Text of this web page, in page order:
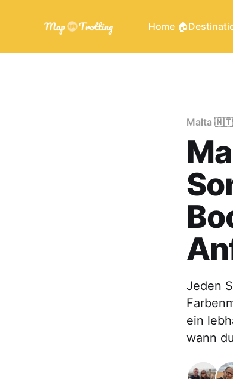
Home 🏠
Malta 🇲🇹
Jeden
ein
wann